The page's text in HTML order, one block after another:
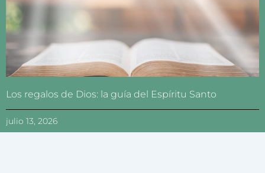
Los regalos de Dios: la guía del Espíritu Santo
julio 13, 2026